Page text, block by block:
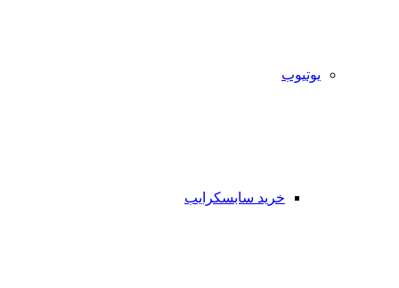
یوتیوب
خرید سابسکرایب